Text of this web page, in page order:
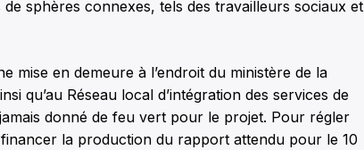
de sphères connexes, tels des travailleurs sociaux et
mise en demeure à l’endroit du ministère de la
qu’au Réseau local d’intégration des services de
donné de feu vert pour le projet. Pour régler
la production du rapport attendu pour le 10